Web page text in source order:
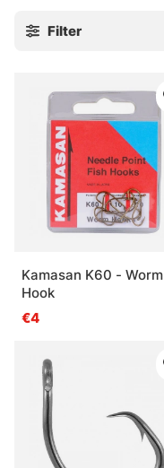
Filter
Kamasan K60 - Worm
Hook
€4